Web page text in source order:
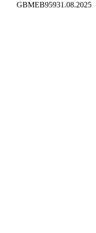
GBMEB95931.08.2025